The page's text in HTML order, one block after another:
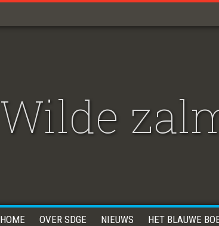
Wilde
HOME OVER SDGE NIEUWS HET BLAUWE